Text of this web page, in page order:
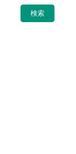
検索